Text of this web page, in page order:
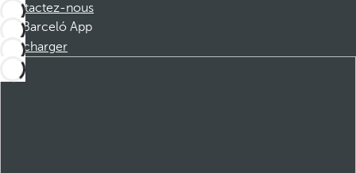
Contactez-nous
Barceló App
Télécharger